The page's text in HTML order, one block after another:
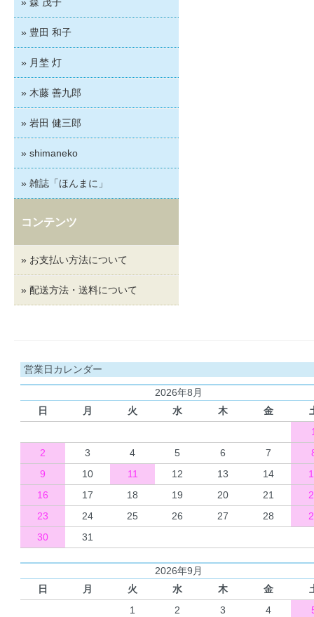
» 豊田 和子
» 月埜 灯
» 木藤 善九郎
» 岩田 健三郎
» shimaneko
» 雑誌「ほんまに」
コンテンツ
» お支払い方法について
» 配送方法・送料について
営業日カレンダー
2026年8月
日
月 火 水 木 金
2
3 4 5 6 7
9
10 11 12 13 14
16
17 18 19 20 21
23
24 25 26 27 28
30
31
2026年9月
日
月 火 水 木 金
1
2 3 4